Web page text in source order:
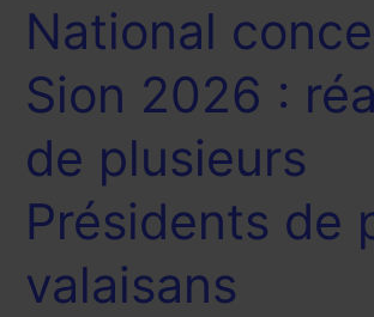
National
Sion 2026 :
de plusieurs
Présidents de
valaisans
National
concernant
Sion
2026
réaction
plusieurs
Présidents
partis